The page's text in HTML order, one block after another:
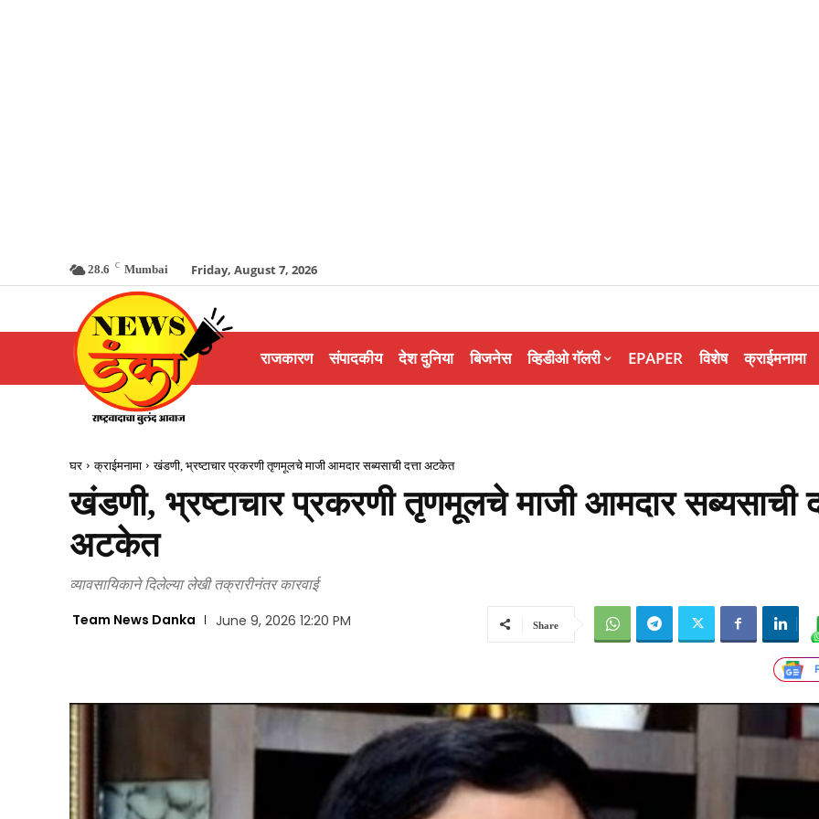
28.6 C Mumbai Friday, August 7, 2026
राजकारण संपादकीय देश दुनिया बिजनेस व्हिडीओ गॅलरी EPAPER विशेष क्राईमनामा
घर क्राईमनामा खंडणी, भ्रष्टाचार प्रकरणी तृणमूलचे माजी आमदार सब्यसाची दत्ता अटकेत
खंडणी, भ्रष्टाचार प्रकरणी तृणमूलचे माजी आमदार सब्यसाची
अटकेत
व्यावसायिकाने दिलेल्या लेखी तक्रारीनंतर कारवाई
Team News Danka June 9, 2026 12:20 PM Share